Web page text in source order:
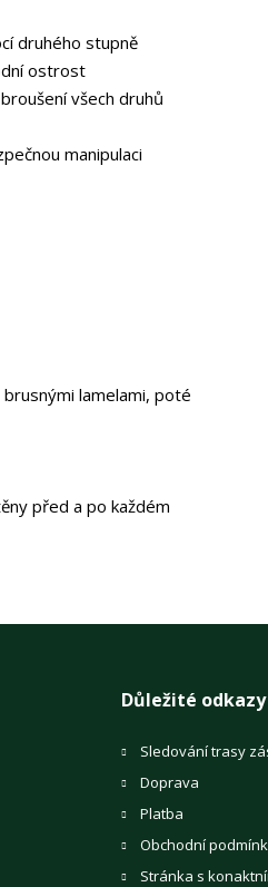
druhého stupně
ostrost
všech druhů
manipulaci
lamelami, poté
před a po každém
Důležité odkazy
Sledování trasy
Doprava
Platba
Obchodní
Stránka s